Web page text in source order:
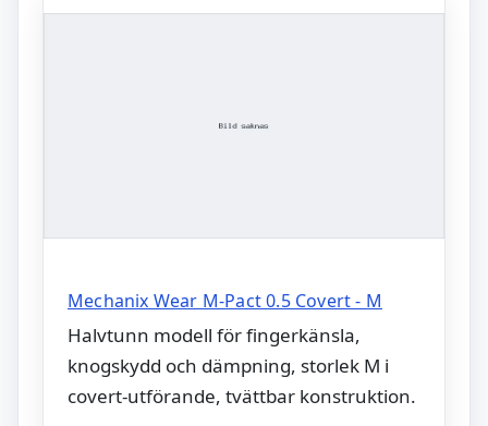
Mechanix Wear M-Pact 0.5 Covert - M
Halvtunn modell för fingerkänsla,
knogskydd och dämpning, storlek M i
covert-utförande, tvättbar konstruktion.